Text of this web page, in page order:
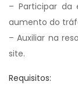
– Participar da
aumento do
– Auxiliar na
site.
Requisitos: